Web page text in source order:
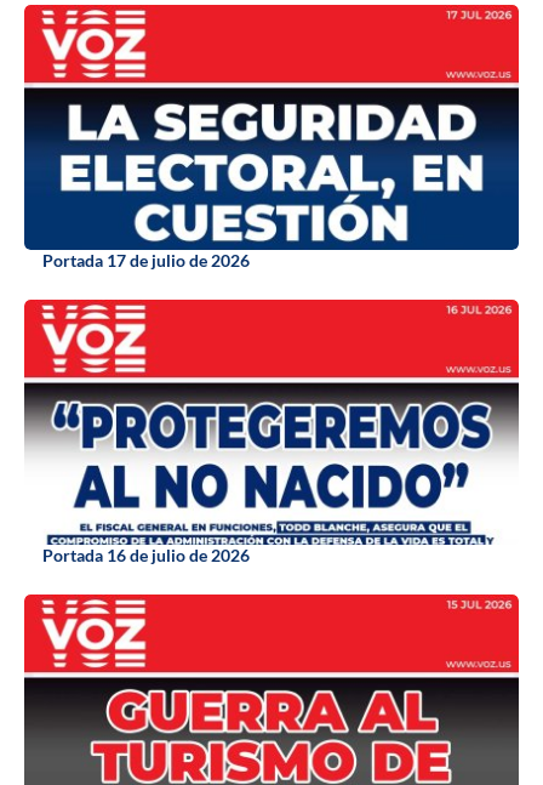
Portada 17 de julio de 2026
Portada 16 de julio de 2026